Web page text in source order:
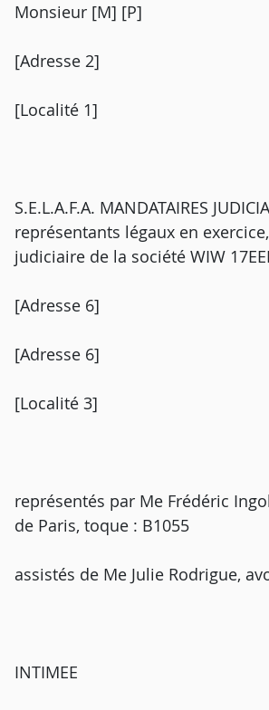
Monsieur [M] [P]
[Adresse 2]
[Localité 1]
S.E.L.A.F.A. MANDATAIRES
représentants légaux en
judiciaire de la société WIW
[Adresse 6]
[Adresse 6]
[Localité 3]
représentés par Me Frédéric
de Paris, toque : B1055
assistés de Me Julie Rodrigue,
INTIMEE